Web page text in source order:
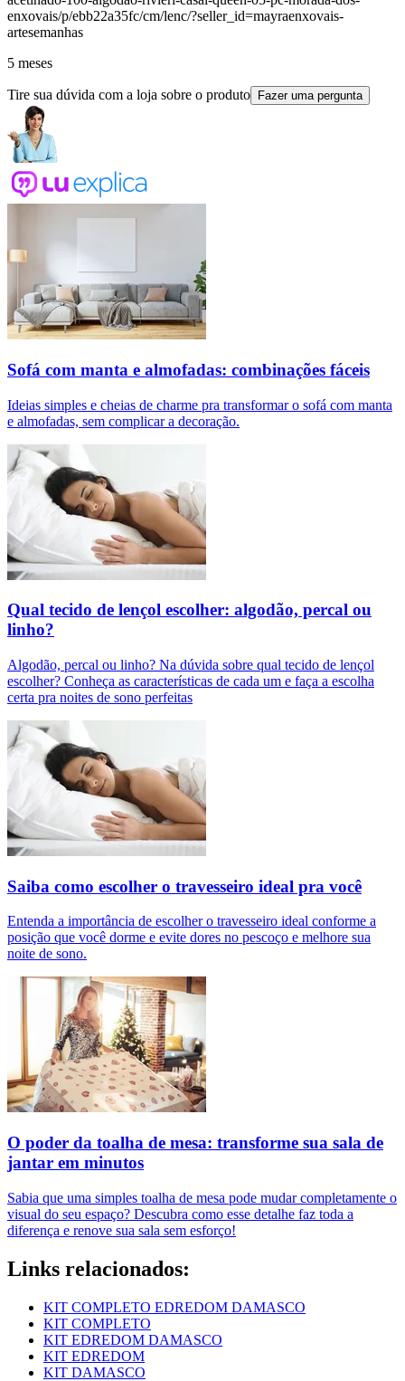
enxovais/p/ebb22a35fc/cm/lenc/?seller_id=mayraenxovais-
artesemanhas
5 meses
Tire sua dúvida com a loja sobre o produto Fazer uma pergunta
Sofá com manta e almofadas: combinações fáceis
Ideias simples e cheias de charme pra transformar o sofá com manta
e almofadas, sem complicar a decoração.
Qual tecido de lençol escolher: algodão, percal ou
linho?
Algodão, percal ou linho? Na dúvida sobre qual tecido de lençol
escolher? Conheça as características de cada um e faça a escolha
certa pra noites de sono perfeitas
Saiba como escolher o travesseiro ideal pra você
Entenda a importância de escolher o travesseiro ideal conforme a
posição que você dorme e evite dores no pescoço e melhore sua
noite de sono.
O poder da toalha de mesa: transforme sua sala de
jantar em minutos
Sabia que uma simples toalha de mesa pode mudar completamente o
visual do seu espaço? Descubra como esse detalhe faz toda a
diferença e renove sua sala sem esforço!
Links relacionados:
KIT COMPLETO EDREDOM DAMASCO
KIT COMPLETO
KIT EDREDOM DAMASCO
KIT EDREDOM
KIT DAMASCO